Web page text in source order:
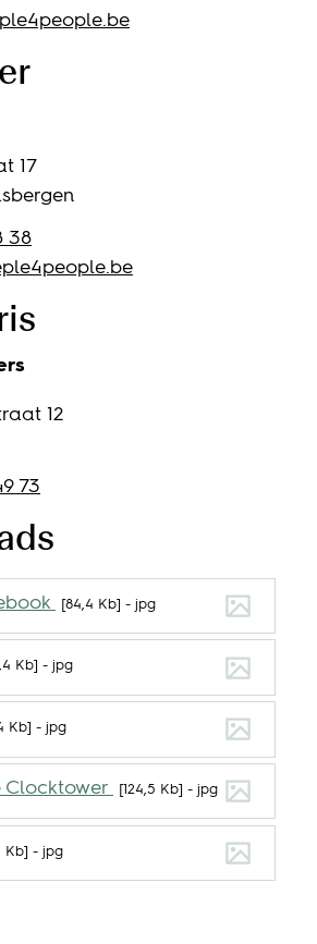
17
38
12
73
84,4 Kb jpg
Kb jpg
Kb jpg
Clocktower 124,5 Kb jpg
Kb jpg